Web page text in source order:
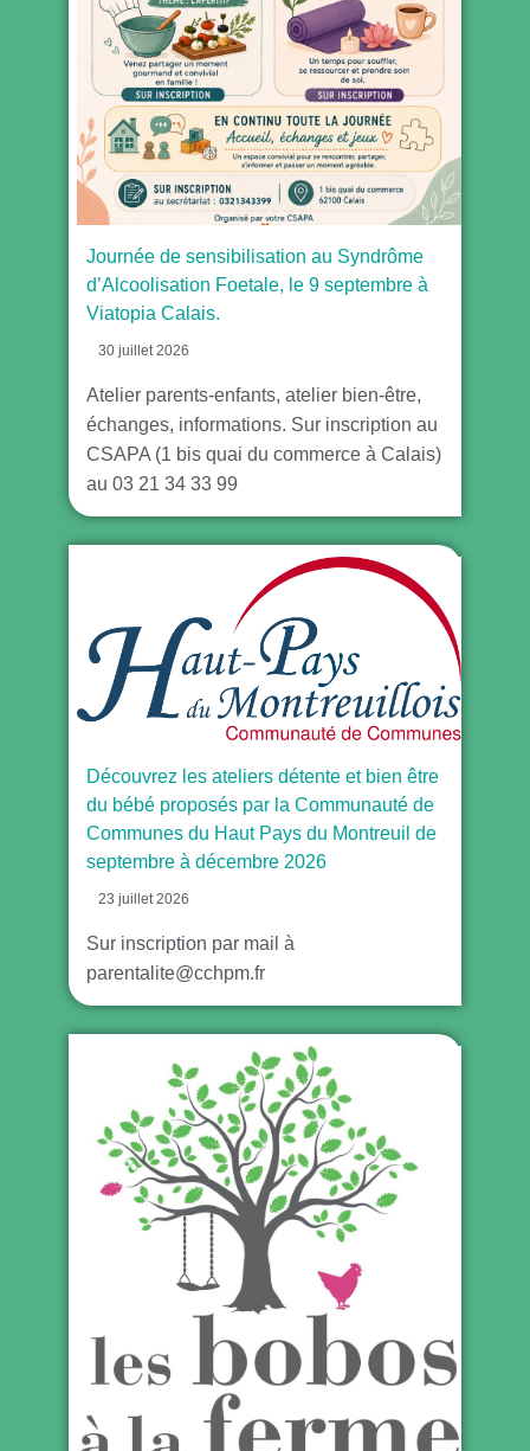
Journée de sensibilisation au Syndrôme
d’Alcoolisation Foetale, le 9 septembre à
Viatopia Calais.
30 juillet 2026
Atelier parents-enfants, atelier bien-être,
échanges, informations. Sur inscription au
CSAPA (1 bis quai du commerce à Calais)
au 03 21 34 33 99
Découvrez les ateliers détente et bien être
du bébé proposés par la Communauté de
Communes du Haut Pays du Montreuil de
septembre à décembre 2026
23 juillet 2026
Sur inscription par mail à
parentalite@cchpm.fr